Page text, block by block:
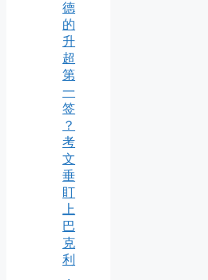
德
的
升
超
第
一
签
？
考
文
垂
盯
上
巴
克
利
，